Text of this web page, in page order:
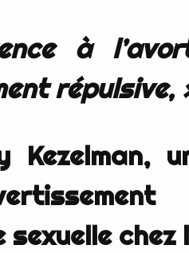
à
répulsive,
Kezelman,
chez